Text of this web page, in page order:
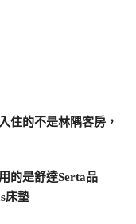
住的不是林隅客房，
的是舒達Serta品
床墊